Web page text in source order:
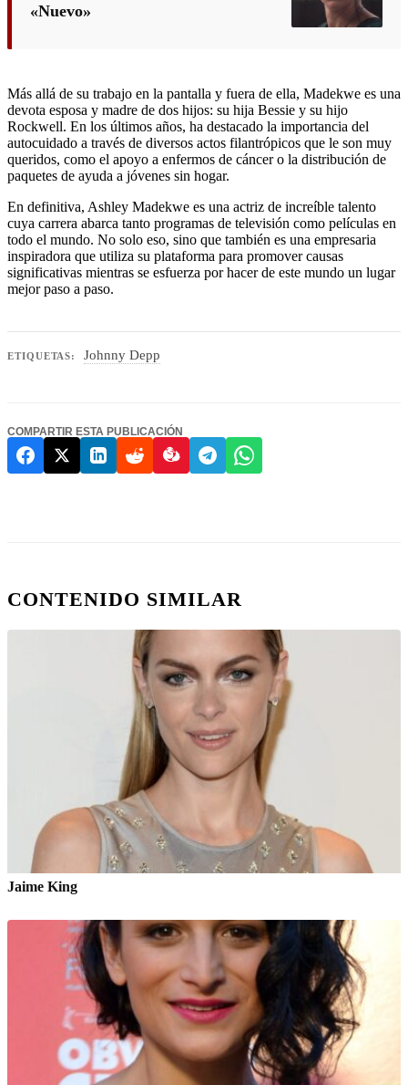
«Nuevo»
Más allá de su trabajo en la pantalla y fuera de ella, Madekwe es una
devota esposa y madre de dos hijos: su hija Bessie y su hijo
Rockwell. En los últimos años, ha destacado la importancia del
autocuidado a través de diversos actos filantrópicos que le son muy
queridos, como el apoyo a enfermos de cáncer o la distribución de
paquetes de ayuda a jóvenes sin hogar.
En definitiva, Ashley Madekwe es una actriz de increíble talento
cuya carrera abarca tanto programas de televisión como películas en
todo el mundo. No solo eso, sino que también es una empresaria
inspiradora que utiliza su plataforma para promover causas
significativas mientras se esfuerza por hacer de este mundo un lugar
mejor paso a paso.
ETIQUETAS: Johnny Depp
COMPARTIR ESTA PUBLICACIÓN
CONTENIDO SIMILAR
Jaime King